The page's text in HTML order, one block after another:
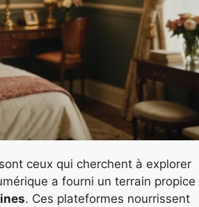
ceux qui cherchent à explorer
a fourni un terrain propice
. Ces plateformes nourrissent